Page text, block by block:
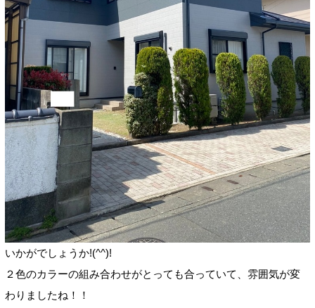
いかがでしょうか!(^^)!
２色のカラーの組み合わせがとっても合っていて、雰囲気が変
わりましたね！！